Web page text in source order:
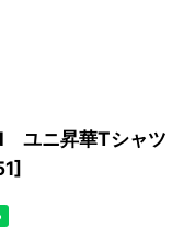
ユニ昇華Tシャツ
]